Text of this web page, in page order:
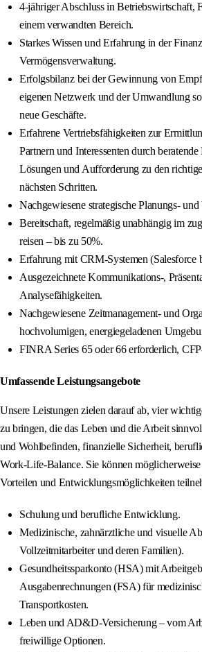
4-jähriger Abschluss in Betriebswirtschaft,
einem verwandten Bereich.
Starkes Wissen und Erfahrung in der
Vermögensverwaltung.
Erfolgsbilanz bei der Gewinnung von
eigenen Netzwerk und der Umwandlung
neue Geschäfte.
Erfahrene Vertriebsfähigkeiten zur
Partnern und Interessenten durch
Lösungen und Aufforderung zu den
nächsten Schritten.
Nachgewiesene strategische Planungs-
Bereitschaft, regelmäßig unabhängig im
reisen – bis zu 50%.
Erfahrung mit CRM-Systemen (Salesforce
Ausgezeichnete Kommunikations-,
Analysefähigkeiten.
Nachgewiesene Zeitmanagement- und
hochvolumigen, energiegeladenen
FINRA Series 65 oder 66 erforderlich,
Umfassende Leistungsangebote
Unsere Leistungen zielen darauf ab, vier
zu bringen, die das Leben und die Arbeit
und Wohlbefinden, finanzielle Sicherheit,
Work-Life-Balance. Sie können
Vorteilen und Entwicklungsmöglichkeiten
Schulung und berufliche Entwicklung.
Medizinische, zahnärztliche und visuelle
Vollzeitmitarbeiter und deren Familien).
Gesundheitssparkonto (HSA) mit
Ausgabenrechnungen (FSA) für
Transportkosten.
Leben und AD&D-Versicherung – vom
freiwillige Optionen.